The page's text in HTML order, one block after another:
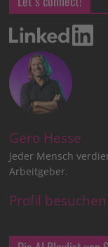
Gero Hesse
Jeder Mensch
Arbeitgeber.
Profil besuchen